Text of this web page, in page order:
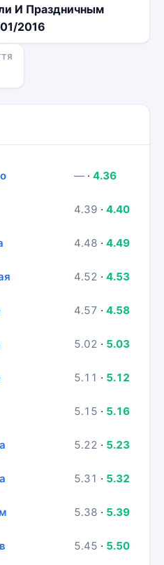
И Праздничным
2016
— · 4.36
4.39 · 4.40
4.48 · 4.49
4.52 · 4.53
4.57 · 4.58
5.02 · 5.03
5.11 · 5.12
5.15 · 5.16
5.22 · 5.23
5.31 · 5.32
5.38 · 5.39
5.45 · 5.50